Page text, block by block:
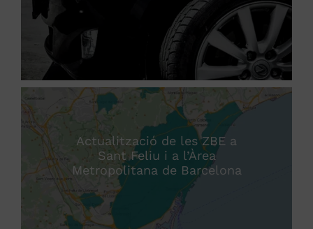
Actualització de les ZBE a
Sant Feliu i a l’Àrea
Metropolitana de Barcelona